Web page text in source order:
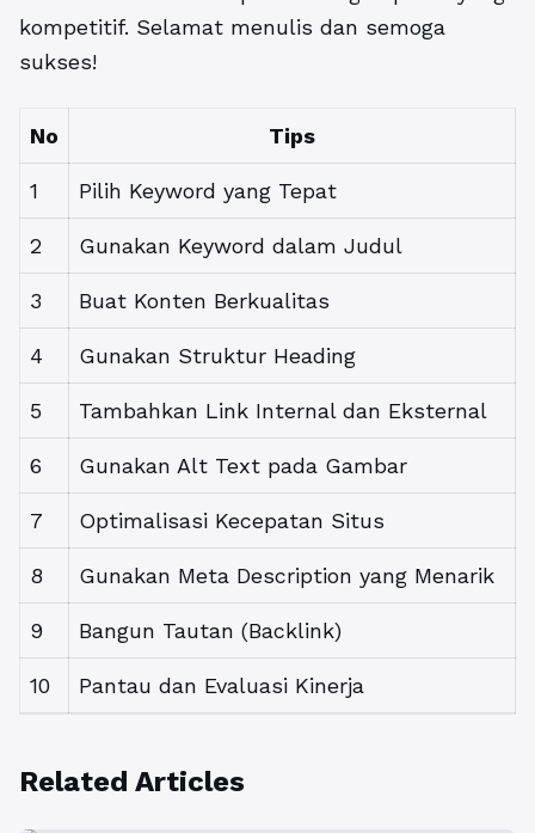
kompetitif. Selamat menulis dan semoga
sukses!
No Tips
1 Pilih Keyword yang Tepat
2 Gunakan Keyword dalam Judul
3 Buat Konten Berkualitas
4 Gunakan Struktur Heading
5 Tambahkan Link Internal dan Eksternal
6 Gunakan Alt Text pada Gambar
7 Optimalisasi Kecepatan Situs
8 Gunakan Meta Description yang Menarik
9 Bangun Tautan (Backlink)
10 Pantau dan Evaluasi Kinerja
Related Articles